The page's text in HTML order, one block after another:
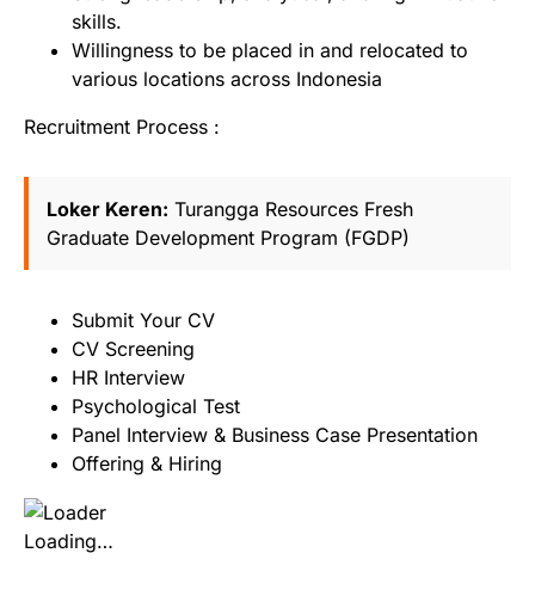
skills.
Willingness to be placed in and relocated to
various locations across Indonesia
Recruitment Process :
Loker Keren: Turangga Resources Fresh
Graduate Development Program (FGDP)
Submit Your CV
CV Screening
HR Interview
Psychological Test
Panel Interview & Business Case Presentation
Offering & Hiring
Loading…